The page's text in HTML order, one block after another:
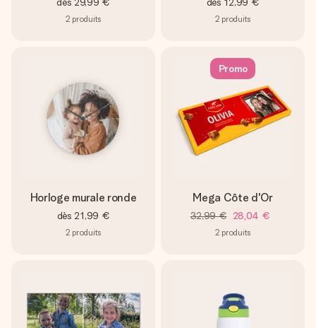
2 produits 2 produits
Horloge murale ronde
dès 21,99 €
2 produits
Promo
Mega Côte d'Or
32,99 € 28,04 €
2 produits